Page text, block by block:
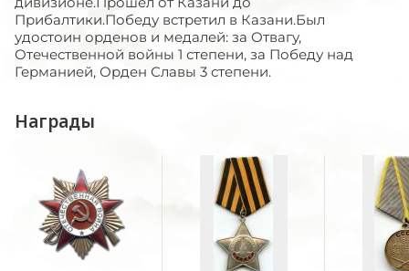
Прибалтики.Победу встретил в Казани.Был
удостоин орденов и медалей: за Отвагу,
Отечественной войны 1 степени, за Победу над
Германией, Орден Славы 3 степени.
Награды